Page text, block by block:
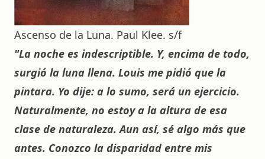
Ascenso de la Luna. Paul Klee. s/f
"La noche es indescriptible. Y, encima de todo,
surgió la luna llena. Louis me pidió que la
pintara. Yo dije: a lo sumo, será un ejercicio.
Naturalmente, no estoy a la altura de esa
clase de naturaleza. Aun así, sé algo más que
antes. Conozco la disparidad entre mis